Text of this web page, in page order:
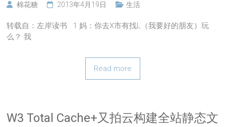
棉花糖 2013年4月19日 生活
转载自：左岸读书 1 妈：你去X市有找L（我要好的朋友）玩
么？ 我
Read more
W3 Total Cache+又拍云构建全站静态文